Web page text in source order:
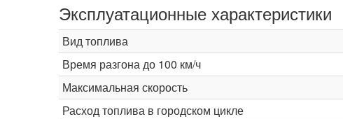
Эксплуатационные характеристики
Вид топлива
Время разгона до 100 км/ч
Максимальная скорость
Расход топлива в городском цикле